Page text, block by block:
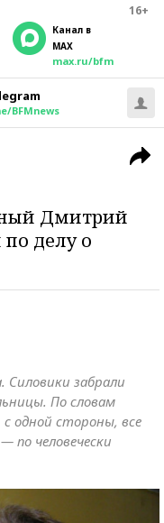
16+
Канал в
MAX
max.ru/bfm
BFMnews
Дмитрий
делу о
Силовики забрали
По словам
с одной стороны, все
по человечески